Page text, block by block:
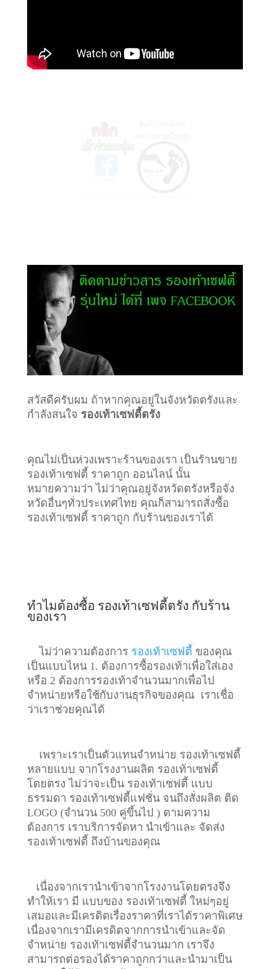
สวัสดีครับผม ถ้าหากคุณอยู่ในจังหวัดตรังและ
กำลังสนใจ รองเท้าเซฟตี้ตรัง
คุณไม่เป็นห่วงเพราะร้านของเรา เป็นร้านขาย
รองเท้าเซฟตี้ ราคาถูก ออนไลน์ นั้น
หมายความว่า ไม่ว่าคุณอยู่จังหวัดตรังหรือจัง
หวัดอื่นๆทั่วประเทศไทย คุณก็สามารถสั่งซื้อ
รองเท้าเซฟตี้ ราคาถูก กับร้านของเราได้
ทำไมต้องซื้อ รองเท้าเซฟตี้ตรัง กับร้าน
ของเรา
ไม่ว่าความต้องการ รองเท้าเซฟตี้ ของคุณ
เป็นแบบไหน 1. ต้องการซื้อรองเท้าเพื่อใส่เอง
หรือ 2 ต้องการรองเท้าจำนวนมากเพื่อไป
จำหน่ายหรือใช้กับงานธุรกิจของคุณ เราเชื่อ
ว่าเราช่วยคุณได้
เพราะเราเป็นตัวแทนจำหน่าย รองเท้าเซฟตี้
หลายแบบ จากโรงงานผลิต รองเท้าเซฟตี้
โดยตรง ไม่ว่าจะเป็น รองเท้าเซฟตี้ แบบ
ธรรมดา รองเท้าเซฟตี้แฟชั่น จนถึงสั่งผลิต ติด
LOGO (จำนวน 500 คู่ขึ้นไป ) ตามความ
ต้องการ เราบริการจัดหา นำเข้าและ จัดส่ง
รองเท้าเซฟตี้ ถึงบ้านของคุณ
เนื่องจากเรานำเข้าจากโรงงานโดยตรงจึง
ทำให้เรา มี แบบของ รองเท้าเซฟตี้ ใหม่ๆอยู่
เสมอและมีเครดิตเรื่องราคาที่เราได้ราคาพิเศษ
เนื่องจากเรามีเครดิตจากการนำเข้าและจัด
จำหน่าย รองเท้าเซฟตี้จำนวนมาก เราจึง
สามารถต่อรองได้ราคาถูกกว่าและนำมาเป็น